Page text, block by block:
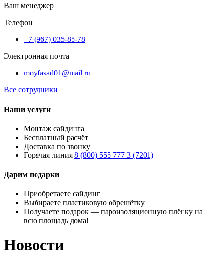
Ваш менеджер
Телефон
+7 (967) 035-85-78
Электронная почта
moyfasad01@mail.ru
Все сотрудники
Наши услуги
Монтаж сайдинга
Бесплатный расчёт
Доставка по звонку
Горячая линия 8 (800) 555 777 3 (7201)
Дарим подарки
Приобретаете сайдинг
Выбираете пластиковую обрешётку
Получаете подарок — пароизоляционную плёнку на
всю площадь дома!
Новости